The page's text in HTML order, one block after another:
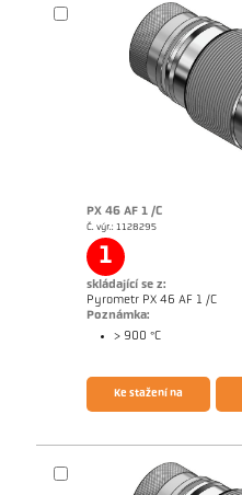
PX 46 AF 1 /C
Č. výr.: 1128295
1
skládající se z:
Pyrometr PX 46 AF 1 /C
Poznámka:
> 900 °C
Ke stažení na